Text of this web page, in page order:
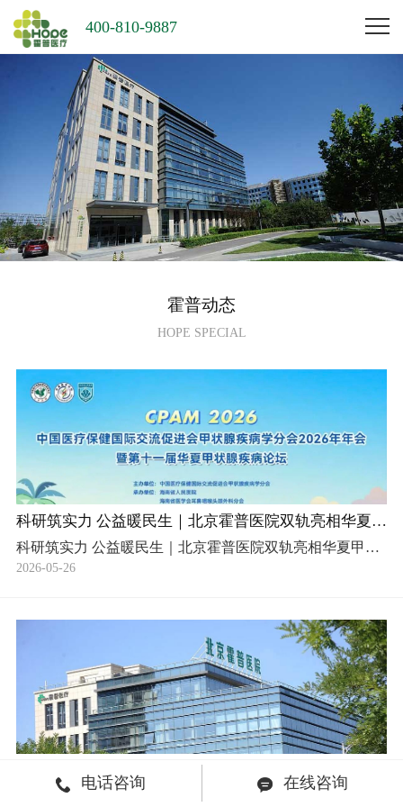
400-810-9887
霍普动态
HOPE SPECIAL
科研筑实力 公益暖民生｜北京霍普医院双轨亮相华夏甲状腺疾病论坛
科研筑实力 公益暖民生｜北京霍普医院双轨亮相华夏甲状腺疾病论坛
2026-05-26
电话咨询 在线咨询